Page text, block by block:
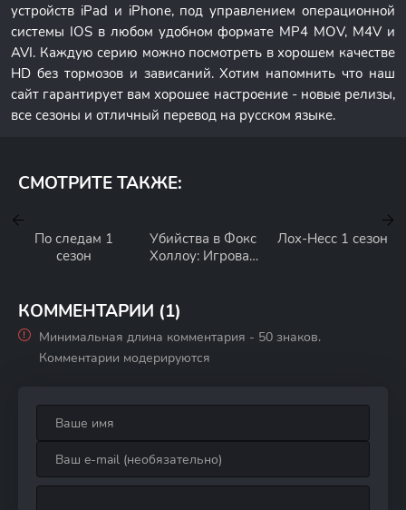
устройств iPad и iPhone, под управлением операционной
системы IOS в любом удобном формате MP4 MOV, M4V и
AVI. Каждую серию можно посмотреть в хорошем качестве
HD без тормозов и зависаний. Хотим напомнить что наш
сайт гарантирует вам хорошее настроение - новые релизы,
все сезоны и отличный перевод на русском языке.
СМОТРИТЕ ТАКЖЕ:
По следам 1
сезон
Убийства в Фокс
Холлоу: Игровая
Убийцы 1 сезон
Лох-Несс 1 сезон
КОММЕНТАРИИ (1)
Минимальная длина комментария - 50 знаков.
Комментарии модерируются